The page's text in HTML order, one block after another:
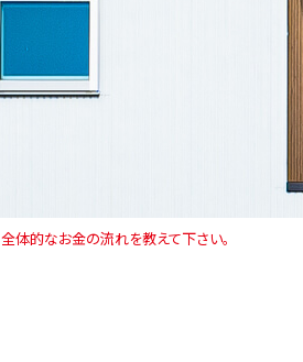
全体的なお金の流れを教えて下さい。